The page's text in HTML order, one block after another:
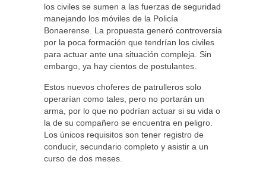
los civiles se sumen a las fuerzas de seguridad
manejando los móviles de la Policía
Bonaerense. La propuesta generó controversia
por la poca formación que tendrían los civiles
para actuar ante una situación compleja. Sin
embargo, ya hay cientos de postulantes.
Estos nuevos choferes de patrulleros solo
operarían como tales, pero no portarán un
arma, por lo que no podrían actuar si su vida o
la de su compañero se encuentra en peligro.
Los únicos requisitos son tener registro de
conducir, secundario completo y asistir a un
curso de dos meses.